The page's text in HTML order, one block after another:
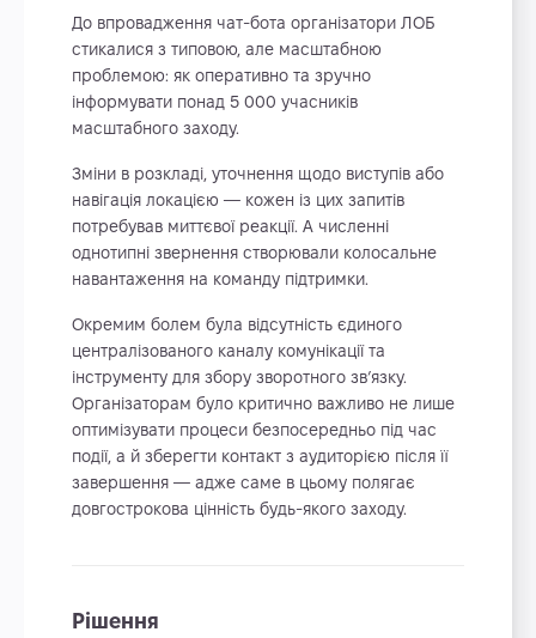
До впровадження чат-бота організатори ЛОБ
стикалися з типовою, але масштабною
проблемою: як оперативно та зручно
інформувати понад 5 000 учасників
масштабного заходу.
Зміни в розкладі, уточнення щодо виступів або
навігація локацією — кожен із цих запитів
потребував миттєвої реакції. А численні
однотипні звернення створювали колосальне
навантаження на команду підтримки.
Окремим болем була відсутність єдиного
централізованого каналу комунікації та
інструменту для збору зворотного зв’язку.
Організаторам було критично важливо не лише
оптимізувати процеси безпосередньо під час
події, а й зберегти контакт з аудиторією після її
завершення — адже саме в цьому полягає
довгострокова цінність будь-якого заходу.
Рішення